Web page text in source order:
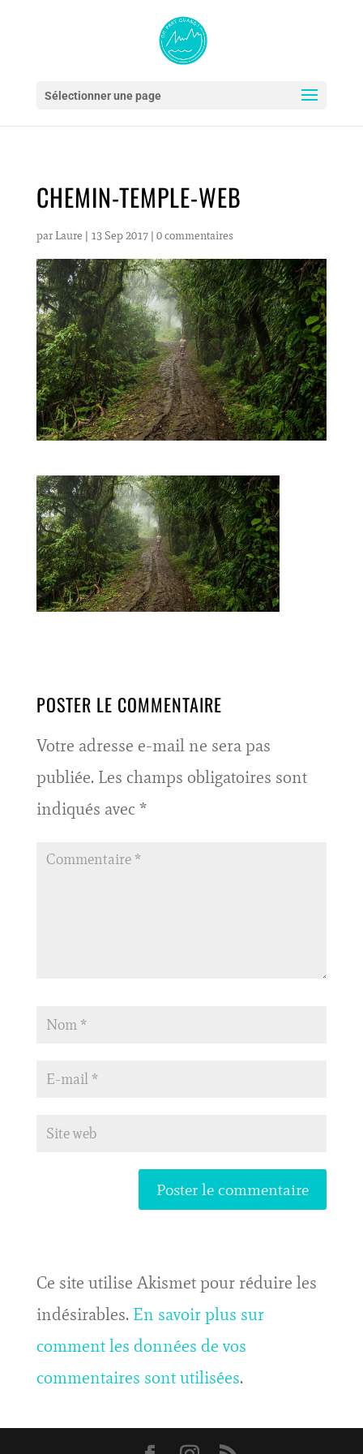
Sélectionner une page
CHEMIN-TEMPLE-WEB
par Laure | 13 Sep 2017| 0 commentaires
POSTER LE COMMENTAIRE
Votre adresse e-mail ne sera pas
publiée. Les champs obligatoires sont
indiqués avec *
Ce site utilise Akismet pour réduire les
indésirables. En savoir plus sur
comment les données de vos
commentaires sont utilisées.